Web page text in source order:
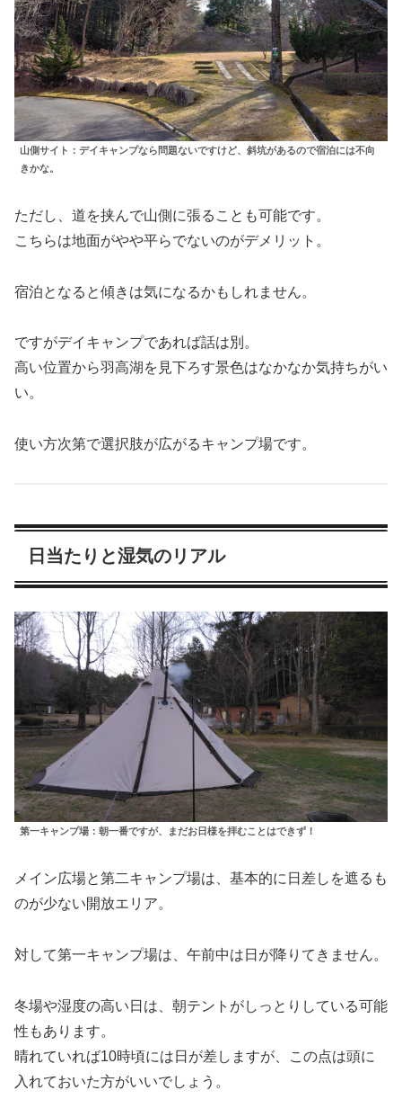
山側サイト：デイキャンプなら問題ないですけど、斜坑があるので宿泊には不向
きかな。
ただし、道を挟んで山側に張ることも可能です。
こちらは地面がやや平らでないのがデメリット。
宿泊となると傾きは気になるかもしれません。
ですがデイキャンプであれば話は別。
高い位置から羽高湖を見下ろす景色はなかなか気持ちがい
い。
使い方次第で選択肢が広がるキャンプ場です。
日当たりと湿気のリアル
第一キャンプ場：朝一番ですが、まだお日様を拝むことはできず！
メイン広場と第二キャンプ場は、基本的に日差しを遮るも
のが少ない開放エリア。
対して第一キャンプ場は、午前中は日が降りてきません。
冬場や湿度の高い日は、朝テントがしっとりしている可能
性もあります。
晴れていれば10時頃には日が差しますが、この点は頭に
入れておいた方がいいでしょう。